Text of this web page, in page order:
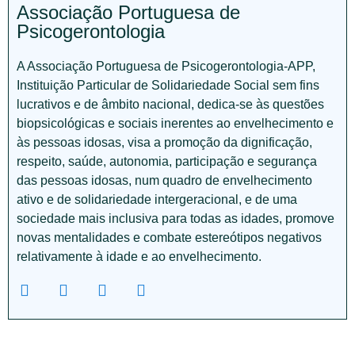
Associação Portuguesa de
Psicogerontologia
A Associação Portuguesa de Psicogerontologia-APP,
Instituição Particular de Solidariedade Social sem fins
lucrativos e de âmbito nacional, dedica-se às questões
biopsicológicas e sociais inerentes ao envelhecimento e
às pessoas idosas, visa a promoção da dignificação,
respeito, saúde, autonomia, participação e segurança
das pessoas idosas, num quadro de envelhecimento
ativo e de solidariedade intergeracional, e de uma
sociedade mais inclusiva para todas as idades, promove
novas mentalidades e combate estereótipos negativos
relativamente à idade e ao envelhecimento.